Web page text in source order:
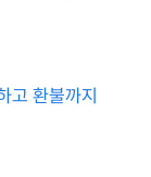
고 환불까지